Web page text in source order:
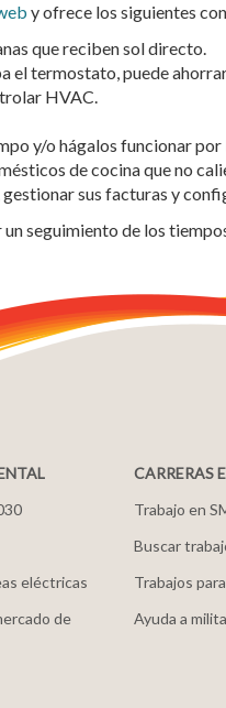
y ofrece los siguientes
que reciben sol directo.
el termostato, puede
HVAC.
y/o hágalos funcionar por
de cocina que no
sus facturas y
seguimiento de los
eléctricas
de
CARRERAS
Trabajo en
Buscar
Trabajos
Ayuda a